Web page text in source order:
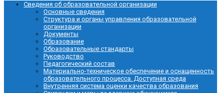
Сведения об образовательной организации
Основные сведения
Структура и органы управления образовательной
организации
Документы
Образование
Образовательные стандарты
Руководство
Педагогический состав
Материально-техническое обеспечение и оснащенность
образовательного процесса. Доступная среда
Внутренняя система оценки качества образования